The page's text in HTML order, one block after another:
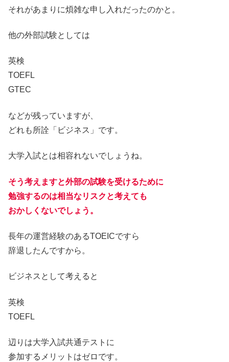
それがあまりに煩雑な申し入れだったのかと。
他の外部試験としては
英検
TOEFL
GTEC
などが残っていますが、
どれも所詮「ビジネス」です。
大学入試とは相容れないでしょうね。
そう考えますと外部の試験を受けるために
勉強するのは相当なリスクと考えても
おかしくないでしょう。
長年の運営経験のあるTOEICですら
辞退したんですから。
ビジネスとして考えると
英検
TOEFL
辺りは大学入試共通テストに
参加するメリットはゼロです。